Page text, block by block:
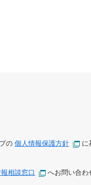
の 個人情報保護方針
に
相談窓口 へお問い合わ